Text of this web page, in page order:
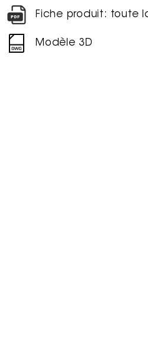
Fiche produit: toute
Modèle 3D